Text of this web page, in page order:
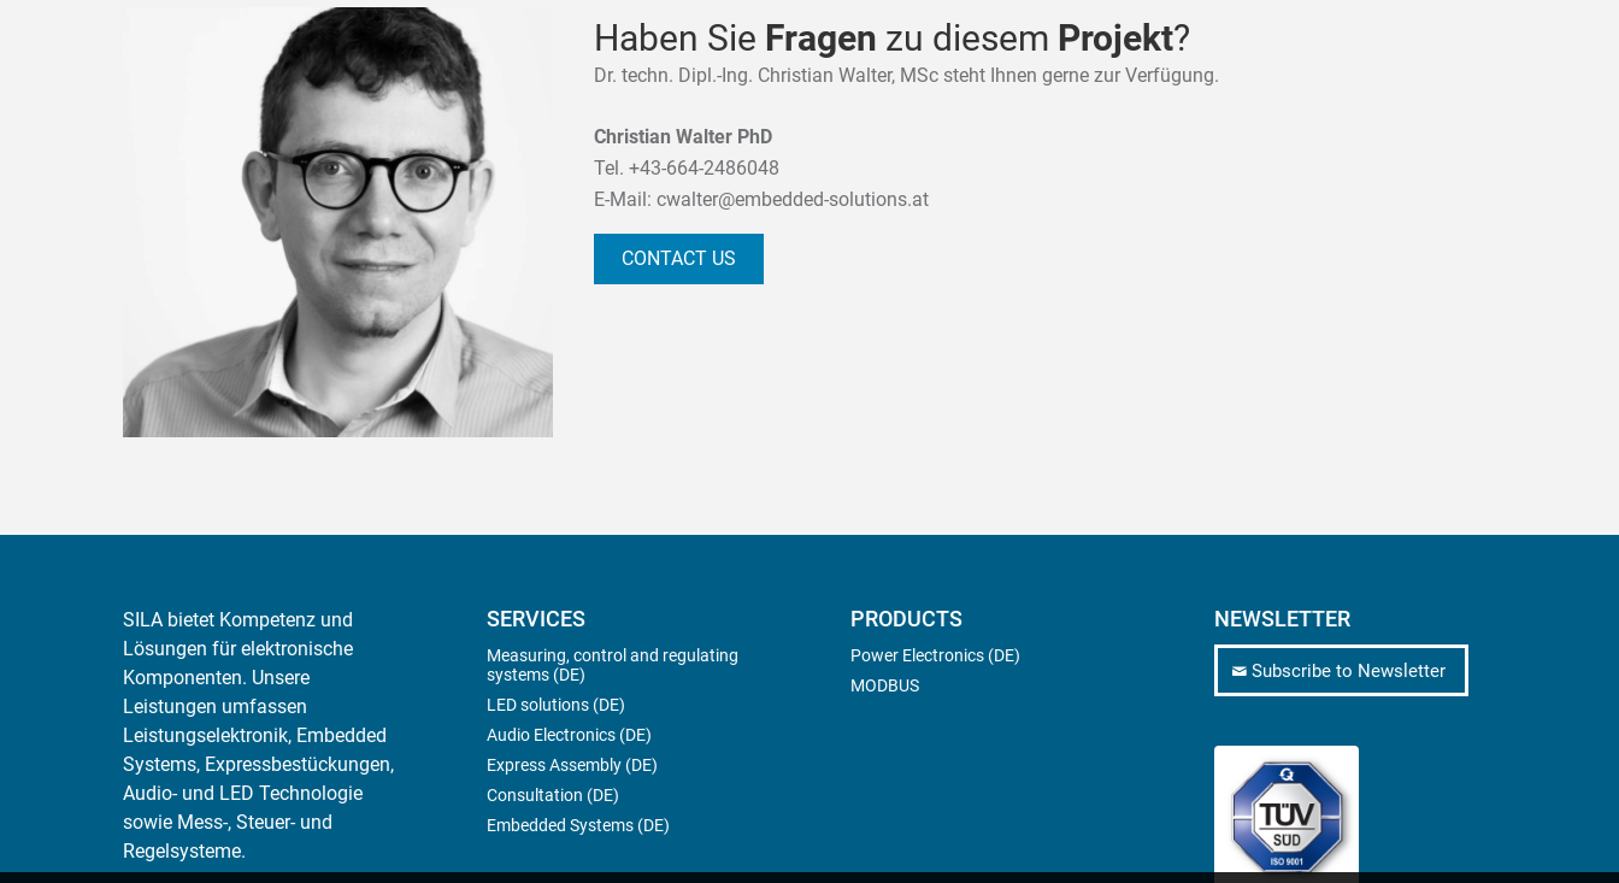
Haben Sie Fragen zu diesem Projekt?
Dr. techn. Dipl.-Ing. Christian Walter, MSc steht Ihnen gerne zur Verfügung.
Christian Walter PhD
Tel.+43-664-2486048
E-Mail:cwalter@embedded-solutions.at
CONTACT US
SILA bietet Kompetenz und
Lösungen für elektronische
Komponenten. Unsere
Leistungen umfassen
Leistungselektronik, Embedded
Systems, Expressbestückungen,
Audio- und LED Technologie
sowie Mess-, Steuer- und
Regelsysteme.
SERVICES
Measuring, control and regulating
systems (DE)
LED solutions (DE)
Audio Electronics (DE)
Express Assembly (DE)
Consultation (DE)
Embedded Systems (DE)
PRODUCTS
Power Electronics (DE)
MODBUS
NEWSLETTER
Subscribe to Newsletter